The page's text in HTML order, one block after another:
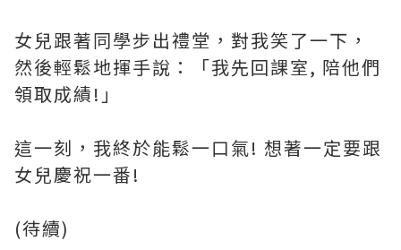
女兒跟著同學步出禮堂，對我笑了一下，
然後輕鬆地揮手說：「我先回課室, 陪他們
領取成績!」
這一刻，我終於能鬆一口氣! 想著一定要跟
女兒慶祝一番!
(待續)